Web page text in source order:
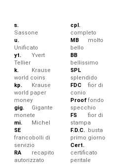
s.
Sassone
u.
Unificato
yt.
Yvert
Tellier
k.
Krause
world coins
kp.
Krause
world paper
money
gig.
Gigante
monete
mi.
Michel
SE
francobolli di
servizio
RA
recapito
autorizzato
cpl.
completo
MB
molto
bello
BB
bellissimo
SPL
splendido
FDC
fior di
conio
Prooffondo
specchio
FS
fior di
stampa
F.D.C.
busta
primo giorno
Cert.
certificato
peritale